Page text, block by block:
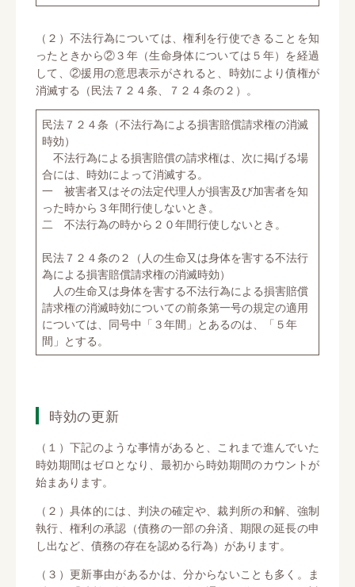
（２）不法行為については、権利を行使できることを知
ったときから②３年（生命身体については５年）を経過
して、②援用の意思表示がされると、時効により債権が
消滅する（民法７２４条、７２４条の２）。
民法７２４条（不法行為による損害賠償請求権の消滅
時効）
不法行為による損害賠償の請求権は、次に掲げる場
合には、時効によって消滅する。
一 被害者又はその法定代理人が損害及び加害者を知
った時から３年間行使しないとき。
二 不法行為の時から２０年間行使しないとき。
民法７２４条の２（人の生命又は身体を害する不法行
為による損害賠償請求権の消滅時効）
人の生命又は身体を害する不法行為による損害賠償
請求権の消滅時効についての前条第一号の規定の適用
については、同号中「３年間」とあるのは、「５年
間」とする。
時効の更新
（１）下記のような事情があると、これまで進んでいた
時効期間はゼロとなり、最初から時効期間のカウントが
始まあります。
（２）具体的には、判決の確定や、裁判所の和解、強制
執行、権利の承認（債務の一部の弁済、期限の延長の申
し出など、債務の存在を認める行為）があります。
（３）更新事由があるかは、分からないことも多く。ま